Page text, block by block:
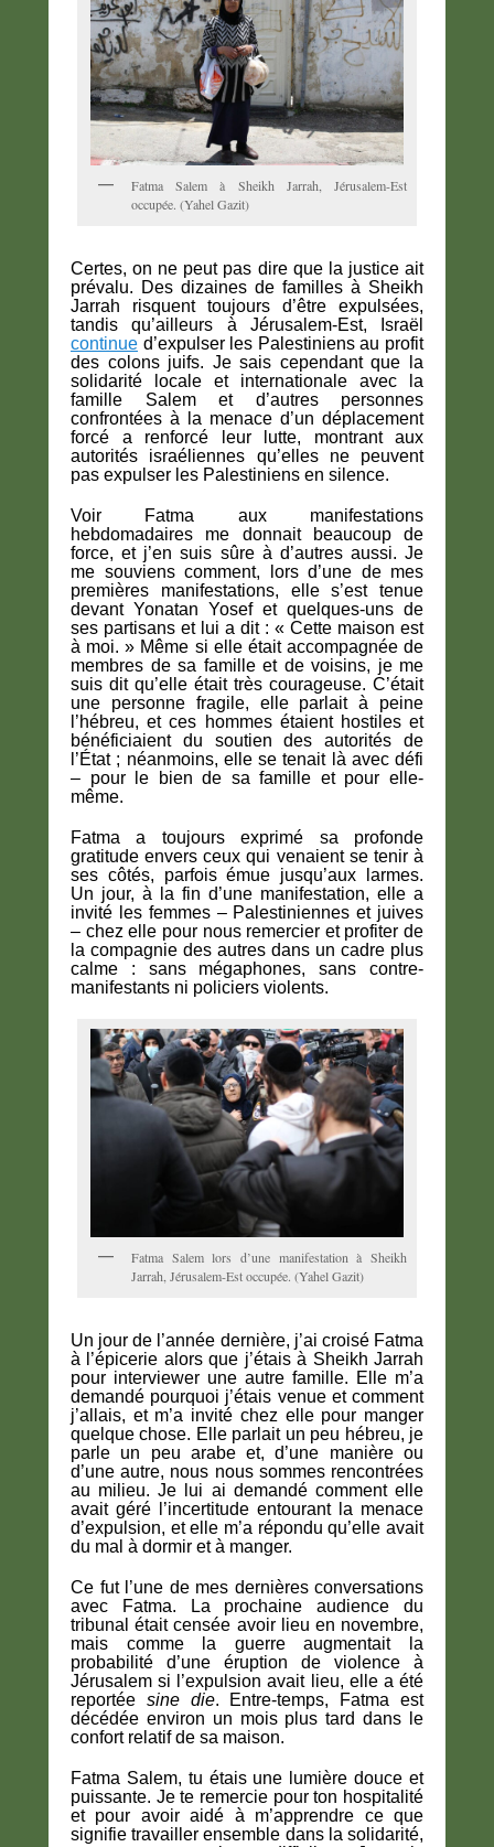
Fatma Salem à Sheikh Jarrah, Jérusalem-Est
occupée. (Yahel Gazit)
Certes, on ne peut pas dire que la justice ait
prévalu. Des dizaines de familles à Sheikh
Jarrah risquent toujours d’être expulsées,
tandis qu’ailleurs à Jérusalem-Est, Israël
continue d’expulser les Palestiniens au profit
des colons juifs. Je sais cependant que la
solidarité locale et internationale avec la
famille Salem et d’autres personnes
confrontées à la menace d’un déplacement
forcé a renforcé leur lutte, montrant aux
autorités israéliennes qu’elles ne peuvent
pas expulser les Palestiniens en silence.
Voir Fatma aux manifestations
hebdomadaires me donnait beaucoup de
force, et j’en suis sûre à d’autres aussi. Je
me souviens comment, lors d’une de mes
premières manifestations, elle s’est tenue
devant Yonatan Yosef et quelques-uns de
ses partisans et lui a dit : « Cette maison est
à moi. » Même si elle était accompagnée de
membres de sa famille et de voisins, je me
suis dit qu’elle était très courageuse. C’était
une personne fragile, elle parlait à peine
l’hébreu, et ces hommes étaient hostiles et
bénéficiaient du soutien des autorités de
l’État ; néanmoins, elle se tenait là avec défi
– pour le bien de sa famille et pour elle-
même.
Fatma a toujours exprimé sa profonde
gratitude envers ceux qui venaient se tenir à
ses côtés, parfois émue jusqu’aux larmes.
Un jour, à la fin d’une manifestation, elle a
invité les femmes – Palestiniennes et juives
– chez elle pour nous remercier et profiter de
la compagnie des autres dans un cadre plus
calme : sans mégaphones, sans contre-
manifestants ni policiers violents.
Fatma Salem lors d’une manifestation à Sheikh
Jarrah, Jérusalem-Est occupée. (Yahel Gazit)
Un jour de l’année dernière, j’ai croisé Fatma
à l’épicerie alors que j’étais à Sheikh Jarrah
pour interviewer une autre famille. Elle m’a
demandé pourquoi j’étais venue et comment
j’allais, et m’a invité chez elle pour manger
quelque chose. Elle parlait un peu hébreu, je
parle un peu arabe et, d’une manière ou
d’une autre, nous nous sommes rencontrées
au milieu. Je lui ai demandé comment elle
avait géré l’incertitude entourant la menace
d’expulsion, et elle m’a répondu qu’elle avait
du mal à dormir et à manger.
Ce fut l’une de mes dernières conversations
avec Fatma. La prochaine audience du
tribunal était censée avoir lieu en novembre,
mais comme la guerre augmentait la
probabilité d’une éruption de violence à
Jérusalem si l’expulsion avait lieu, elle a été
reportée sine die. Entre-temps, Fatma est
décédée environ un mois plus tard dans le
confort relatif de sa maison.
Fatma Salem, tu étais une lumière douce et
puissante. Je te remercie pour ton hospitalité
et pour avoir aidé à m’apprendre ce que
signifie travailler ensemble dans la solidarité,